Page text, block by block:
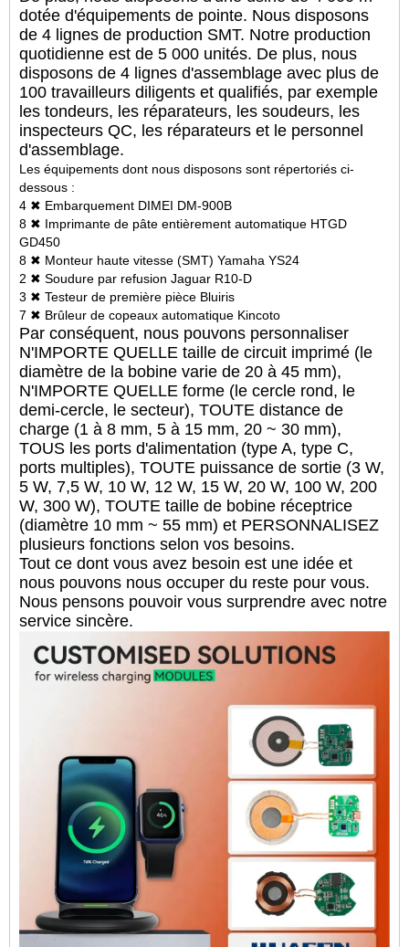
dotée d'équipements de pointe. Nous disposons
de 4 lignes de production SMT. Notre production
quotidienne est de 5 000 unités. De plus, nous
disposons de 4 lignes d'assemblage avec plus de
100 travailleurs diligents et qualifiés, par exemple
les tondeurs, les réparateurs, les soudeurs, les
inspecteurs QC, les réparateurs et le personnel
d'assemblage.
Les équipements dont nous disposons sont répertoriés ci-
dessous :
4 ✖ Embarquement DIMEI DM-900B
8 ✖ Imprimante de pâte entièrement automatique HTGD
GD450
8 ✖ Monteur haute vitesse (SMT) Yamaha YS24
2 ✖ Soudure par refusion Jaguar R10-D
3 ✖ Testeur de première pièce Bluiris
7 ✖ Brûleur de copeaux automatique Kincoto
Par conséquent, nous pouvons personnaliser
N'IMPORTE QUELLE taille de circuit imprimé (le
diamètre de la bobine varie de 20 à 45 mm),
N'IMPORTE QUELLE forme (le cercle rond, le
demi-cercle, le secteur), TOUTE distance de
charge (1 à 8 mm, 5 à 15 mm, 20 ~ 30 mm),
TOUS les ports d'alimentation (type A, type C,
ports multiples), TOUTE puissance de sortie (3 W,
5 W, 7,5 W, 10 W, 12 W, 15 W, 20 W, 100 W, 200
W, 300 W), TOUTE taille de bobine réceptrice
(diamètre 10 mm ~ 55 mm) et PERSONNALISEZ
plusieurs fonctions selon vos besoins.
Tout ce dont vous avez besoin est une idée et
nous pouvons nous occuper du reste pour vous.
Nous pensons pouvoir vous surprendre avec notre
service sincère.